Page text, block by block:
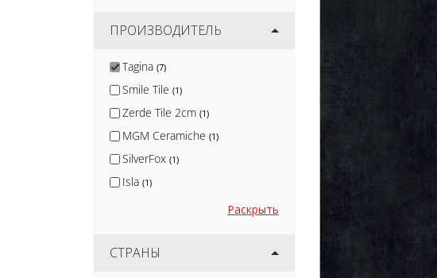
ПРОИЗВОДИТЕЛЬ
Tagina (7)
Smile Tile (1)
Zerde Tile 2cm (1)
MGM Ceramiche (1)
SilverFox (1)
Isla (1)
Protiles
Раскрыть
СТРАНЫ